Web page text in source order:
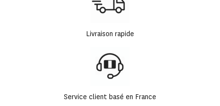
Livraison rapide
Service client basé en France